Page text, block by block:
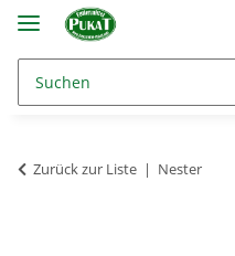
Zurück zur Liste Nester